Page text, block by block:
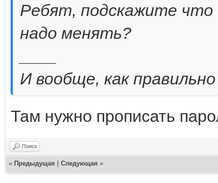
Ребят, подскажите
надо менять?
И вообще, как
Там нужно прописать
Поиск
« Предыдущая Следующая »